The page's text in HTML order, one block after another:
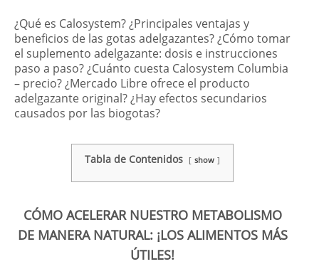
¿Qué es Calosystem? ¿Principales ventajas y
beneficios de las gotas adelgazantes? ¿Cómo tomar
el suplemento adelgazante: dosis e instrucciones
paso a paso? ¿Cuánto cuesta Calosystem Columbia
– precio? ¿Mercado Libre ofrece el producto
adelgazante original? ¿Hay efectos secundarios
causados ​​por las biogotas?
Tabla de Contenidos show
CÓMO ACELERAR NUESTRO METABOLISMO
DE MANERA NATURAL: ¡LOS ALIMENTOS MÁS
ÚTILES!